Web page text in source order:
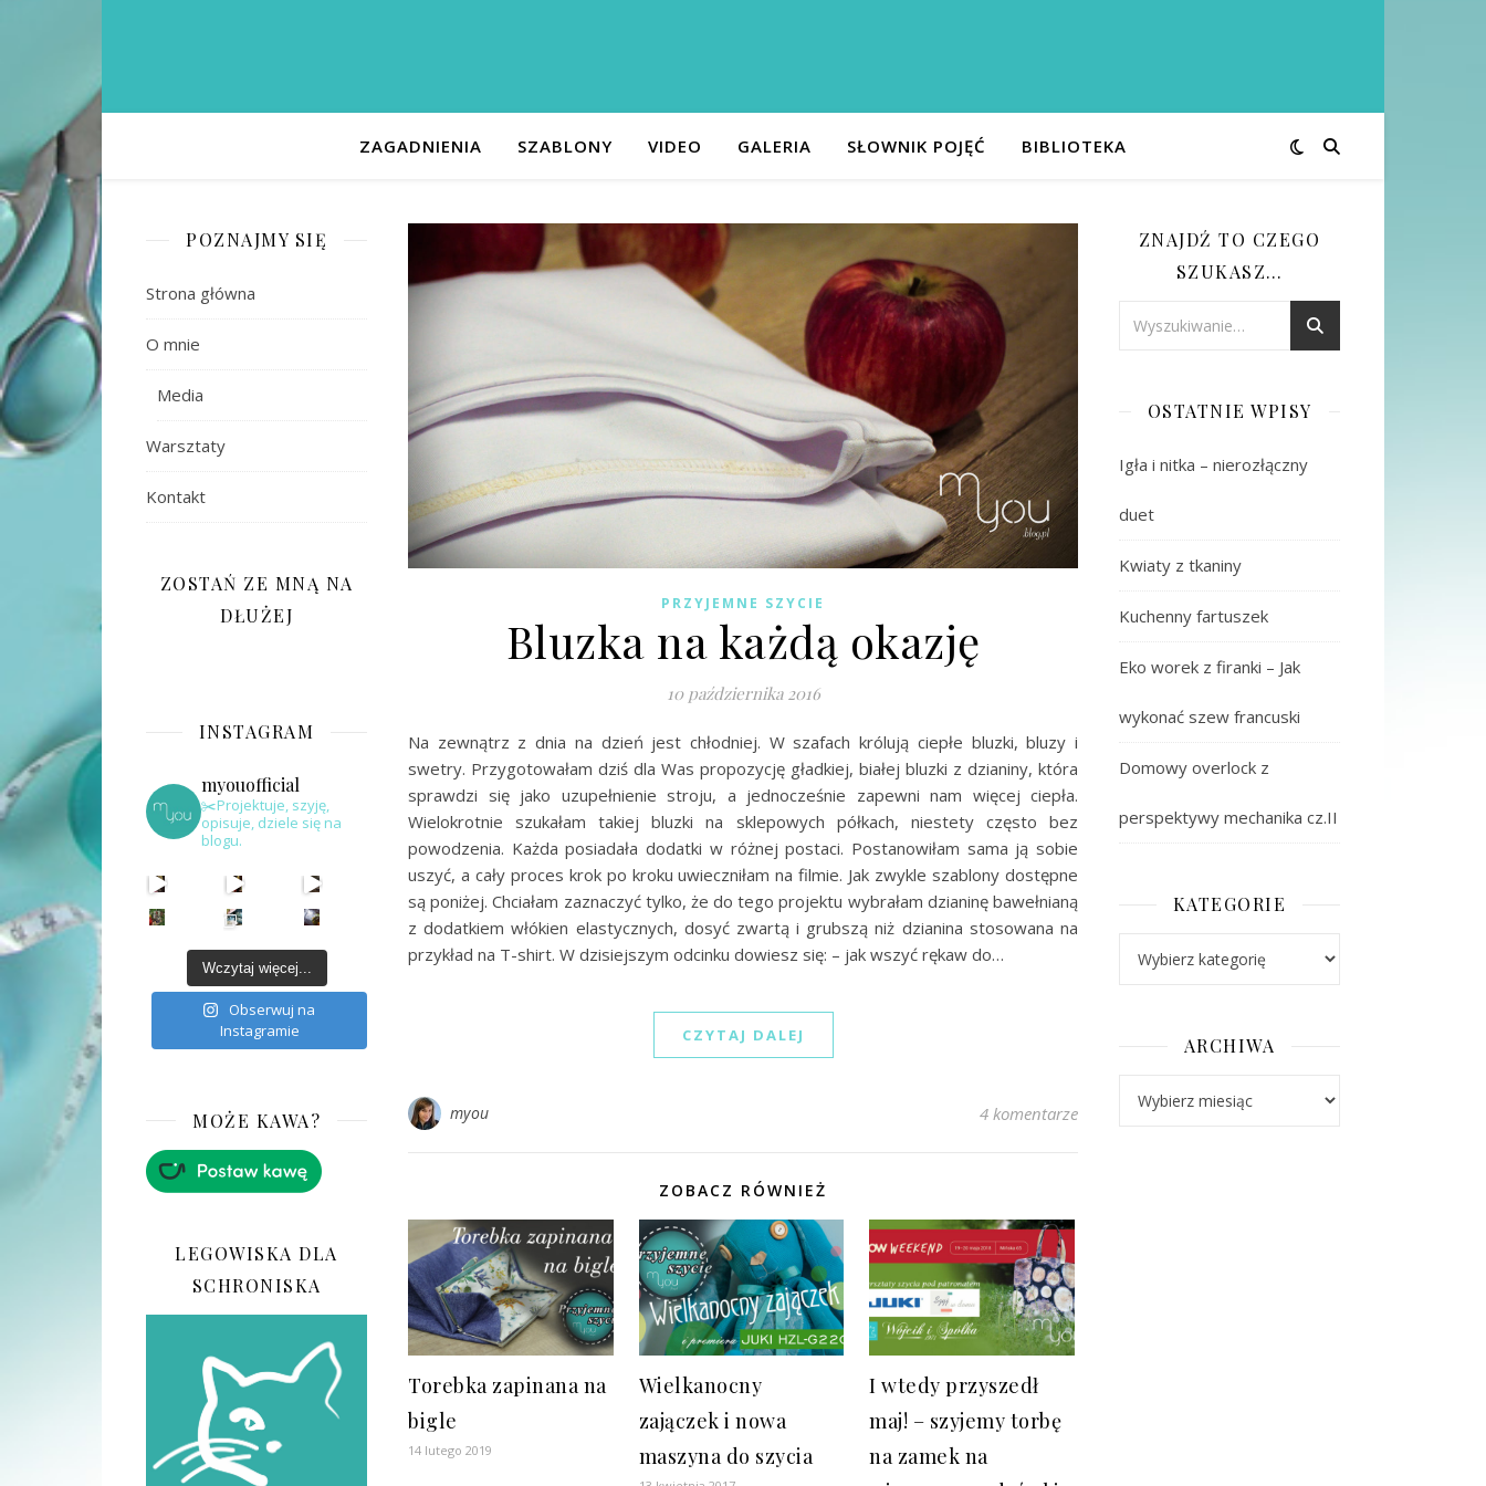
ZAGADNIENIA SZABLONY VIDEO GALERIA SŁOWNIK POJĘĆ BIBLIOTEKA
POZNAJMY SIĘ
Strona główna
O mnie
Media
Warsztaty
Kontakt
ZOSTAŃ ZE MNĄ NA
DŁUŻEJ
INSTAGRAM
myouofficial
✂️Projektuje, szyję,
opisuje, dziele się na
blogu.
Wczytaj więcej...
Obserwuj na
Instagramie
MOŻE KAWA?
LEGOWISKA DLA
SCHRONISKA
PRZYJEMNE SZYCIE
Bluzka na każdą okazję
10 października 2016
Na zewnątrz z dnia na dzień jest chłodniej. W szafach królują ciepłe bluzki, bluzy i
swetry. Przygotowałam dziś dla Was propozycję gładkiej, białej bluzki z dzianiny, która
sprawdzi się jako uzupełnienie stroju, a jednocześnie zapewni nam więcej ciepła.
Wielokrotnie szukałam takiej bluzki na sklepowych półkach, niestety często bez
powodzenia. Każda posiadała dodatki w różnej postaci. Postanowiłam sama ją sobie
uszyć, a cały proces krok po kroku uwieczniłam na filmie. Jak zwykle szablony dostępne
są poniżej. Chciałam zaznaczyć tylko, że do tego projektu wybrałam dzianinę bawełnianą
z dodatkiem włókien elastycznych, dosyć zwartą i grubszą niż dzianina stosowana na
przykład na T-shirt. W dzisiejszym odcinku dowiesz się: – jak wszyć rękaw do…
CZYTAJ DALEJ
myou 4 komentarze
ZOBACZ RÓWNIEŻ
Torebka zapinana na
bigle
14 lutego 2019
Wielkanocny
zajączek i nowa
maszyna do szycia
I wtedy przyszedł
maj! – szyjemy torbę
na zamek na
ZNAJDŹ TO CZEGO
SZUKASZ…
OSTATNIE WPISY
Igła i nitka – nierozłączny
duet
Kwiaty z tkaniny
Kuchenny fartuszek
Eko worek z firanki – Jak
wykonać szew francuski
Domowy overlock z
perspektywy mechanika cz.II
KATEGORIE
ARCHIWA